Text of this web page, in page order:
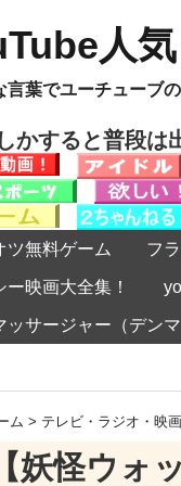
人
言葉でユーチューブ
かすると普段は
ツ無料ゲーム フ
ー映画大全集！
ッサージャー（デン
ム > テレビ・ラジオ・映画
【妖怪ウォ